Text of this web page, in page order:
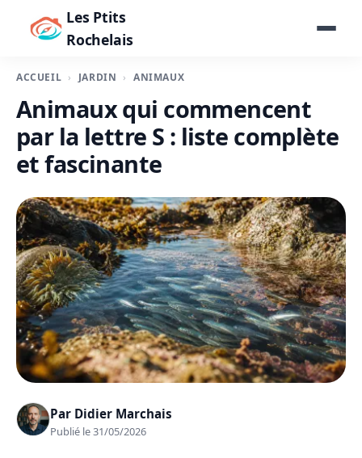
Les Ptits
Rochelais
ACCUEIL JARDIN ANIMAUX
Animaux qui commencent
par la lettre S : liste complète
et fascinante
Par Didier Marchais
Publié le 31/05/2026